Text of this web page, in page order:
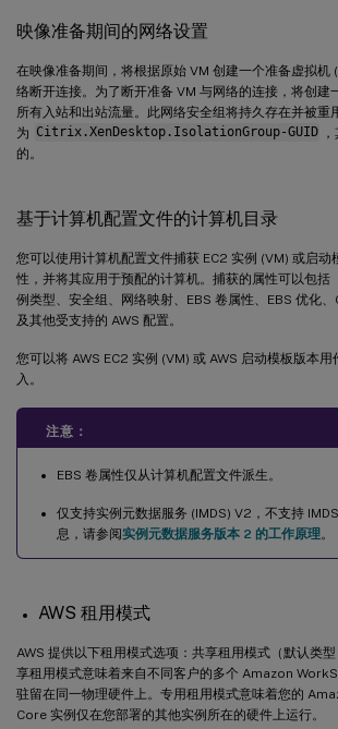
映像准备期间的网络设置
在映像准备期间，将根据原始 VM 创建一个准备虚拟机
络断开连接。为了断开准备 VM 与网络的连接，将创建
所有入站和出站流量。此网络安全组将持久存在并被重
为 Citrix.XenDesktop.IsolationGroup-GUID
的。
基于计算机配置文件的计算机目录
您可以使用计算机配置文件捕获 EC2 实例 (VM) 或启动
性，并将其应用于预配的计算机。捕获的属性可以包括
例类型、安全组、网络映射、EBS 卷属性、EBS 优化、
及其他受支持的 AWS 配置。
您可以将 AWS EC2 实例 (VM) 或 AWS 启动模板版本
入。
注意：
EBS 卷属性仅从计算机配置文件派生。
仅支持实例元数据服务 (IMDS) V2，不支持
息，请参阅实例元数据服务版本 2 的工作原理。
AWS 租用模式
AWS 提供以下租用模式选项：共享租用模式（默认类
享租用模式意味着来自不同客户的多个 Amazon
驻留在同一物理硬件上。专用租用模式意味着您的
Core 实例仅在您部署的其他实例所在的硬件上运行。